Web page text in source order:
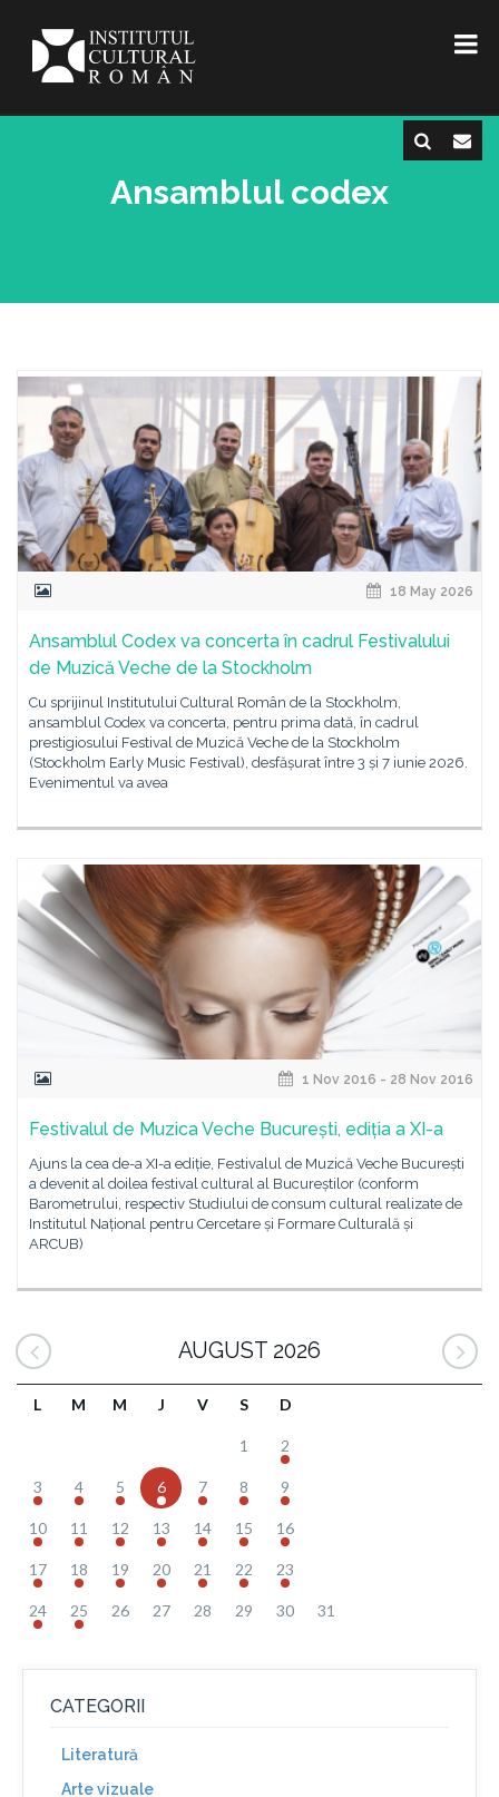
Ansamblul codex
18 May 2026
Ansamblul Codex va concerta în cadrul Festivalului
de Muzică Veche de la Stockholm
Cu sprijinul Institutului Cultural Român de la Stockholm,
ansamblul Codex va concerta, pentru prima dată, în cadrul
prestigiosului Festival de Muzică Veche de la Stockholm
(Stockholm Early Music Festival), desfășurat între 3 și 7 iunie 2026.
Evenimentul va avea
1 Nov 2016 - 28 Nov 2016
Festivalul de Muzica Veche București, ediția a XI-a
Ajuns la cea de-a XI-a ediție, Festivalul de Muzică Veche București
a devenit al doilea festival cultural al Bucureștilor (conform
Barometrului, respectiv Studiului de consum cultural realizate de
Institutul Național pentru Cercetare și Formare Culturală și
ARCUB)
AUGUST 2026
L M M J V S D
1 2
3 4 5 6 7 8 9
10 11 12 13 14 15 16
17 18 19 20 21 22 23
24 25 26 27 28 29 30 31
CATEGORII
Literatură
Arte vizuale